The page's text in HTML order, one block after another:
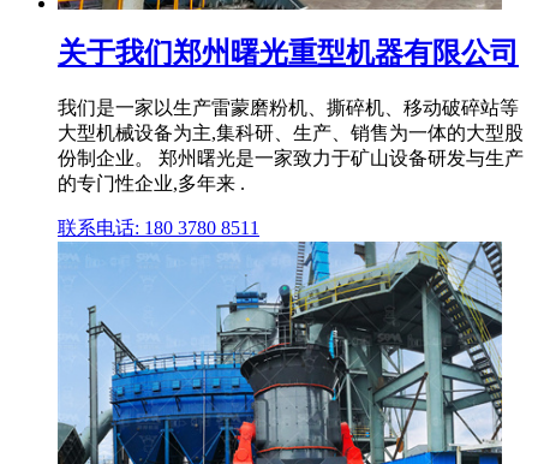
关于我们郑州曙光重型机器有限公司
我们是一家以生产雷蒙磨粉机、撕碎机、移动破碎站等
大型机械设备为主,集科研、生产、销售为一体的大型股
份制企业。 郑州曙光是一家致力于矿山设备研发与生产
的专门性企业,多年来 .
联系电话: 180 3780 8511